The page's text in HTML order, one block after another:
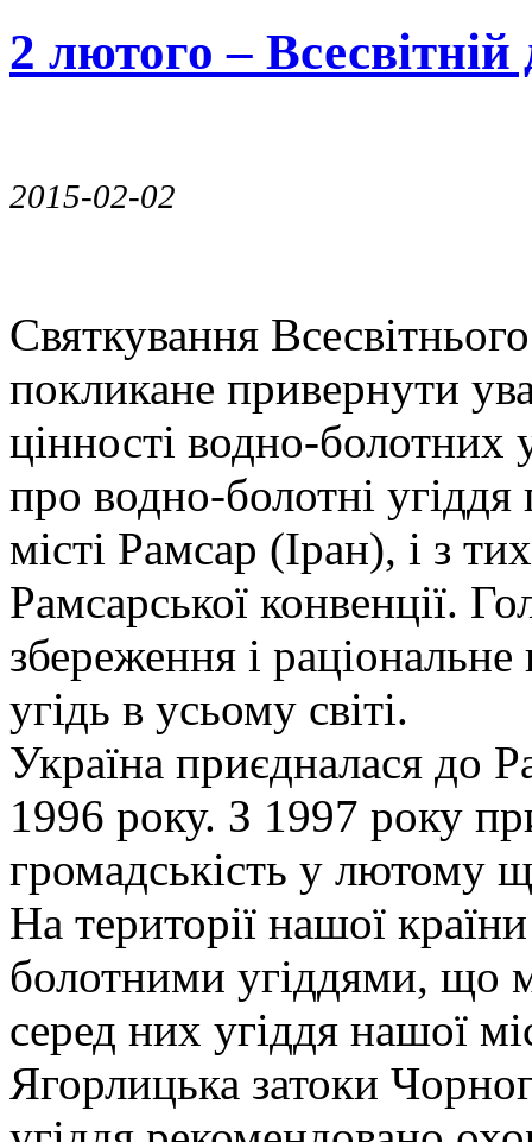
2 лютого –
2015-02-02
Святкування
покликане привернути
цінності водно-болотних
про водно-болотні
місті Рамсар (Іран), і з
Рамсарської конвенції.
збереження і
угідь в усьому світі.
Україна приєдналася до
1996 року. З 1997 року
громадськість у лютому
На території нашої
болотними угіддями, що
серед них угіддя нашої
Ягорлицька затоки